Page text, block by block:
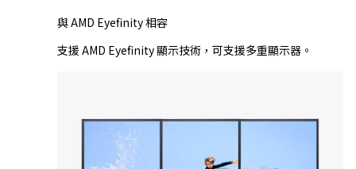
與 AMD Eyefinity 相容
支援 AMD Eyefinity 顯示技術，可支援多重顯示器。